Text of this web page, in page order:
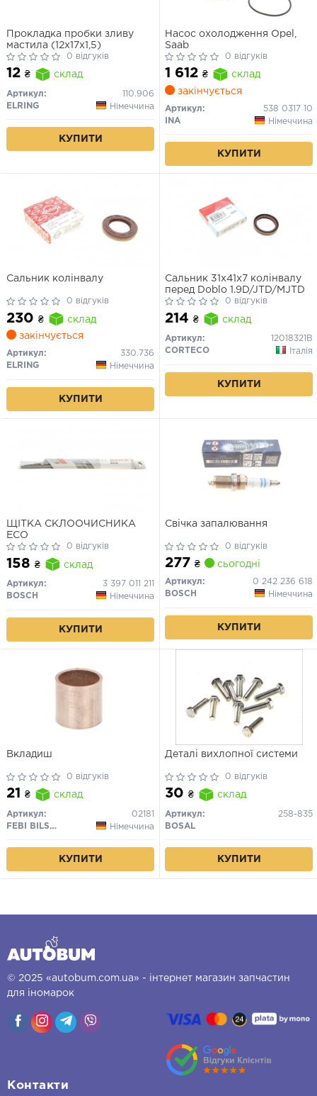
Прокладка пробки зливу
мастила (12x17x1,5)
0 відгуків
12 ₴ склад
Артикул:
110.906
ELRING
Німеччина
КУПИТИ
Насос охолодження Opel,
Saab
0 відгуків
1 612 ₴
склад
закінчується
Артикул:
538 0317 10
INA
Німеччина
КУПИТИ
Сальник колінвалу
0 відгуків
230 ₴
склад
закінчується
Артикул:
330.736
ELRING
Німеччина
КУПИТИ
Сальник 31x41x7 колінвалу
перед Doblo 1.9D/JTD/MJTD
0 відгуків
214 ₴ склад
Артикул:
12018321B
CORTECO
Італія
КУПИТИ
ЩІТКА СКЛООЧИСНИКА
ECO
0 відгуків
158 ₴ склад
Артикул:
3 397 011 211
BOSCH
Німеччина
КУПИТИ
Свічка запалювання
0 відгуків
277 ₴ сьогодні
Артикул:
0 242 236 618
BOSCH
Німеччина
КУПИТИ
Вкладиш
0 відгуків
21 ₴ склад
Артикул:
02181
FEBI BILSTEIN
Німеччина
КУПИТИ
Деталі вихлопної системи
0 відгуків
30 ₴ склад
Артикул:
258-835
BOSAL
КУПИТИ
© 2025 «autobum.com.ua» - інтернет магазин запчастин
для іномарок
Контакти